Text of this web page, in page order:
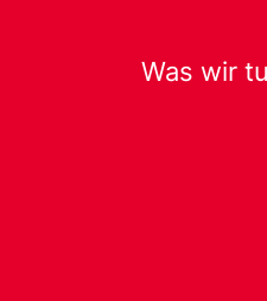
Was wir